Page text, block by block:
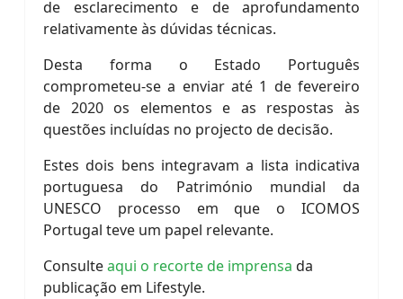
de esclarecimento e de aprofundamento
relativamente às dúvidas técnicas.
Desta forma o Estado Português
comprometeu-se a enviar até 1 de fevereiro
de 2020 os elementos e as respostas às
questões incluídas no projecto de decisão.
Estes dois bens integravam a lista indicativa
portuguesa do Património mundial da
UNESCO processo em que o ICOMOS
Portugal teve um papel relevante.
Consulteaqui o recorte de imprensa da
publicação em Lifestyle.